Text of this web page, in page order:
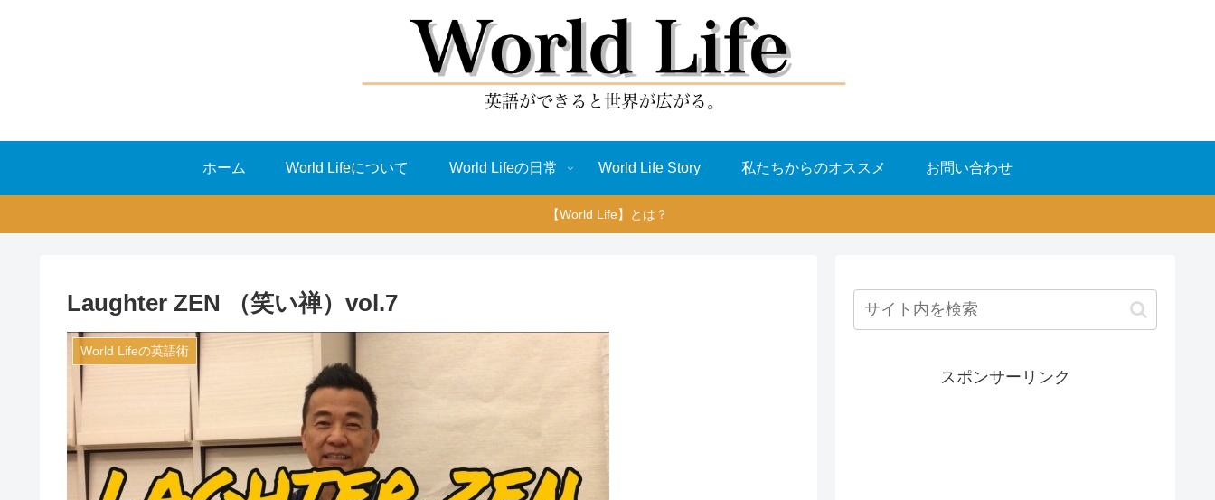
ホーム World Lifeについて World Lifeの日常 World Life Story 私たちからのオススメ お問い合わせ
【World Life】とは？
Laughter ZEN （笑い禅）vol.7
World Lifeの英語術
スポンサーリンク